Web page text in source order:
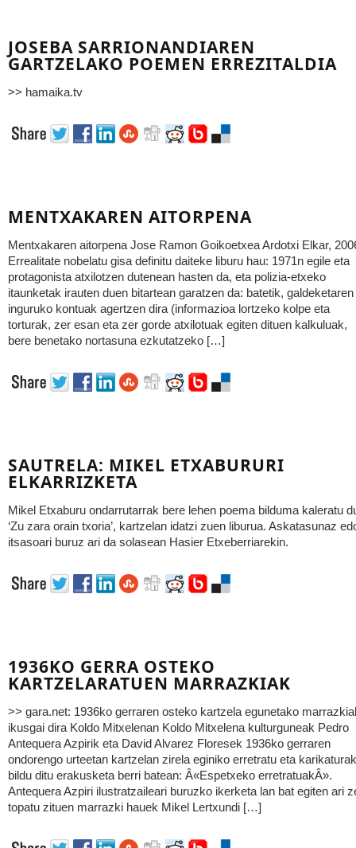
JOSEBA SARRIONANDIAREN
GARTZELAKO POEMEN ERREZITALDIA
>> hamaika.tv
MENTXAKAREN AITORPENA
Mentxakaren aitorpena Jose Ramon Goikoetxea Ardotxi Elkar,
Errealitate nobelatu gisa definitu daiteke liburu hau: 1971n egile eta
protagonista atxilotzen dutenean hasten da, eta polizia-etxeko
itaunketak irauten duen bitartean garatzen da: batetik, galdeketaren
inguruko kontuak agertzen dira (informazioa lortzeko kolpe eta
torturak, zer esan eta zer gorde atxilotuak egiten dituen kalkuluak,
bere benetako nortasuna ezkutatzeko […]
SAUTRELA: MIKEL ETXABURURI
ELKARRIZKETA
Mikel Etxaburu ondarrutarrak bere lehen poema bilduma kaleratu
‘Zu zara orain txoria’, kartzelan idatzi zuen liburua. Askatasunaz
itsasoari buruz ari da solasean Hasier Etxeberriarekin.
1936KO GERRA OSTEKO
KARTZELARATUEN MARRAZKIAK
>> gara.net: 1936ko gerraren osteko kartzela egunetako
ikusgai dira Koldo Mitxelenan Koldo Mitxelena kulturguneak Pedro
Antequera Azpirik eta David Alvarez Floresek 1936ko gerraren
ondorengo urteetan kartzelan zirela eginiko erretratu eta karikaturak
bildu ditu erakusketa berri batean: Â«Espetxeko erretratuakÂ».
Antequera Azpiri ilustratzaileari buruzko ikerketa lan bat egiten ari
topatu zituen marrazki hauek Mikel Lertxundi […]